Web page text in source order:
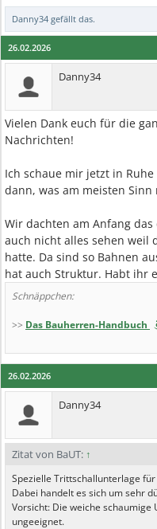
Danny34 gefällt das.
26.02.2026
Danny34
Vielen Dank euch für die
Nachrichten!
Ich schaue mir jetzt in
dann, was am meisten Sinn
Wir dachten am Anfang
auch nicht alles sehen weil
hatte. Da sind so Bahnen
hat auch Struktur. Habt ihr
Schnäppchen:
>> Das Bauherren-Handbuch
26.02.2026
Danny34
Zitat von BaUT: ↑
Spezielle Trittschallunterlage
Dabei handelt es sich um sehr
Vorsicht: Die weiche
ungeeignet.